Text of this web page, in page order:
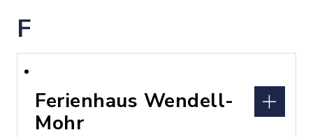
F
Ferienhaus Wendell-
Mohr